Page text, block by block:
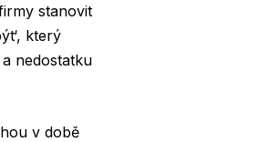
stanovit
který
nedostatku
v době